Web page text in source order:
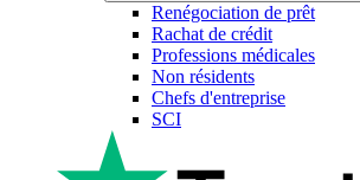
Renégociation de prêt
Rachat de crédit
Professions médicales
Non résidents
Chefs d'entreprise
SCI